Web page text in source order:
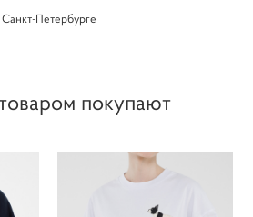
Петербурге
покупают